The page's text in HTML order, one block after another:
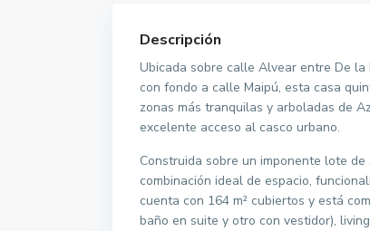
Descripción
Ubicada sobre calle Alvear entre De la
con fondo a calle Maipú, esta casa
zonas más tranquilas y arboladas de
excelente acceso al casco urbano.
Construida sobre un imponente lote
combinación ideal de espacio,
cuenta con 164 m² cubiertos y está
baño en suite y otro con vestidor),